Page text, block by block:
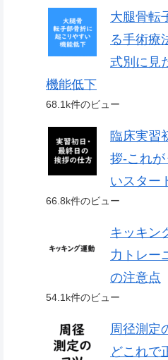
大腿骨転
る手術療
式別に見
機能低下
68.1k件のビュー
臨床実習
拶-これが
いスター
66.8k件のビュー
キッキン
力トレー
の注意点
54.1k件のビュー
周径測定
どこれで